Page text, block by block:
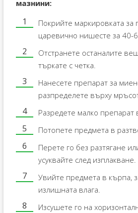
мазнини:
Покрийте маркировката за
царевично нишесте за 40-
Отстранете останалите
търкате с четка.
Нанесете препарат за
разпределете върху
Разредете малко препарат
Потопете предмета в
Перете го без разтягане
усуквайте след изплакване.
Увийте предмета в кърпа,
излишната влага.
Изсушете го на